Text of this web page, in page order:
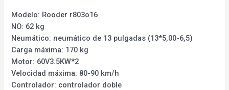
Modelo: Rooder r803o16
NO: 62 kg
Neumático: neumático de 13 pulgadas (13*5,00-6,5)
Carga máxima: 170 kg
Motor: 60V3.5KW*2
Velocidad máxima: 80-90 km/h
Controlador: controlador doble